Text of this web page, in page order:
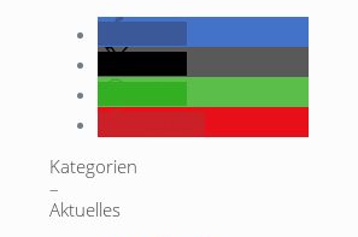
Kategorien
–
Aktuelles